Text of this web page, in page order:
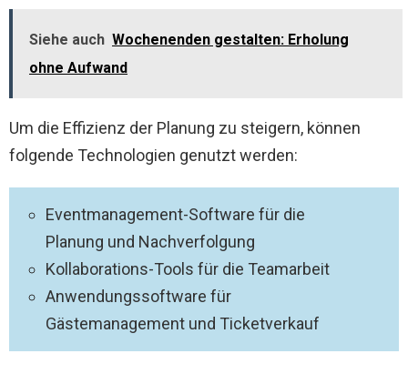
Siehe auch Wochenenden gestalten: Erholung
ohne Aufwand
Um die Effizienz der Planung zu steigern, können
folgende Technologien genutzt werden:
Eventmanagement-Software für die
Planung und Nachverfolgung
Kollaborations-Tools für die Teamarbeit
Anwendungssoftware für
Gästemanagement und Ticketverkauf